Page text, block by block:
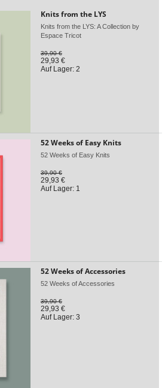
Knits from the LYS
Knits from the LYS: A Collection by
Espace Tricot
39,90 €
29,93 €
Auf Lager: 2
52 Weeks of Easy Knits
52 Weeks of Easy Knits
39,90 €
29,93 €
Auf Lager: 1
52 Weeks of Accessories
52 Weeks of Accessories
39,90 €
29,93 €
Auf Lager: 3